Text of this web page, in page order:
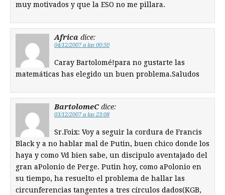
muy motivados y que la ESO no me pillara.
Africa dice:
04/12/2007 a las 00:50
Caray Bartolomé!para no gustarte las
matemáticas has elegido un buen problema.Saludos
BartolomeC dice:
03/12/2007 a las 23:08
Sr.Foix: Voy a seguir la cordura de Francis
Black y a no hablar mal de Putin, buen chico donde los
haya y como Vd bien sabe, un discipulo aventajado del
gran aPolonio de Perge. Putin hoy, como aPolonio en
su tiempo, ha resuelto el problema de hallar las
circunferencias tangentes a tres círculos dados(KGB,